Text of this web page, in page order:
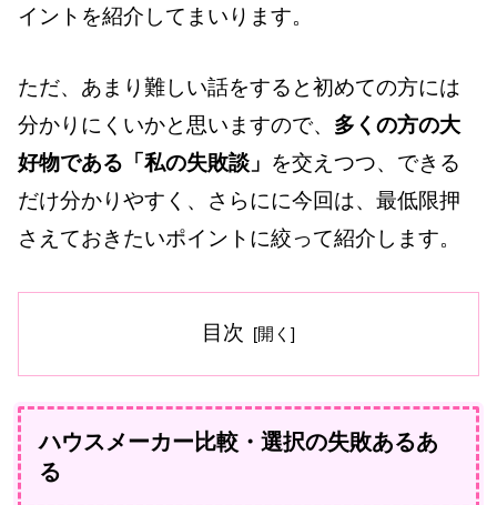
イントを紹介してまいります。
ただ、あまり難しい話をすると初めての方には
分かりにくいかと思いますので、 多くの方の大
好物である「私の失敗談」 を交えつつ、できる
だけ分かりやすく、さらにに今回は、最低限押
さえておきたいポイントに絞って紹介します。
目次
ハウスメーカー比較・選択の失敗あるあ
る